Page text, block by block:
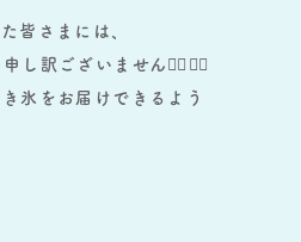
皆さまには、
し訳ございません🙇‍♀️🙇‍♀️
氷をお届けできるよう